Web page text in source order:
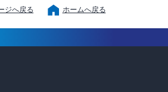
ジへ戻る ホームへ戻る